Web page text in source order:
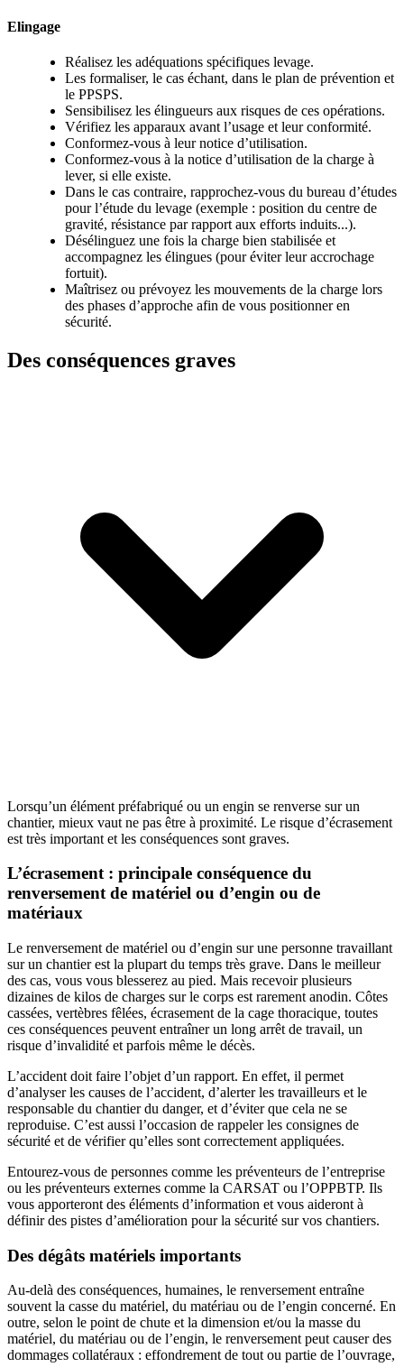
Elingage
Réalisez les adéquations spécifiques levage.
Les formaliser, le cas échant, dans le plan de prévention et
le PPSPS.
Sensibilisez les élingueurs aux risques de ces opérations.
Vérifiez les apparaux avant l’usage et leur conformité.
Conformez-vous à leur notice d’utilisation.
Conformez-vous à la notice d’utilisation de la charge à
lever, si elle existe.
Dans le cas contraire, rapprochez-vous du bureau d’études
pour l’étude du levage (exemple : position du centre de
gravité, résistance par rapport aux efforts induits...).
Désélinguez une fois la charge bien stabilisée et
accompagnez les élingues (pour éviter leur accrochage
fortuit).
Maîtrisez ou prévoyez les mouvements de la charge lors
des phases d’approche afin de vous positionner en
sécurité.
Des conséquences graves
Lorsqu’un élément préfabriqué ou un engin se renverse sur un
chantier, mieux vaut ne pas être à proximité. Le risque d’écrasement
est très important et les conséquences sont graves.
L’écrasement : principale conséquence du
renversement de matériel ou d’engin ou de
matériaux
Le renversement de matériel ou d’engin sur une personne travaillant
sur un chantier est la plupart du temps très grave. Dans le meilleur
des cas, vous vous blesserez au pied. Mais recevoir plusieurs
dizaines de kilos de charges sur le corps est rarement anodin. Côtes
cassées, vertèbres fêlées, écrasement de la cage thoracique, toutes
ces conséquences peuvent entraîner un long arrêt de travail, un
risque d’invalidité et parfois même le décès.
L’accident doit faire l’objet d’un rapport. En effet, il permet
d’analyser les causes de l’accident, d’alerter les travailleurs et le
responsable du chantier du danger, et d’éviter que cela ne se
reproduise. C’est aussi l’occasion de rappeler les consignes de
sécurité et de vérifier qu’elles sont correctement appliquées.
Entourez-vous de personnes comme les préventeurs de l’entreprise
ou les préventeurs externes comme la CARSAT ou l’OPPBTP. Ils
vous apporteront des éléments d’information et vous aideront à
définir des pistes d’amélioration pour la sécurité sur vos chantiers.
Des dégâts matériels importants
Au-delà des conséquences, humaines, le renversement entraîne
souvent la casse du matériel, du matériau ou de l’engin concerné. En
outre, selon le point de chute et la dimension et/ou la masse du
matériel, du matériau ou de l’engin, le renversement peut causer des
dommages collatéraux : effondrement de tout ou partie de l’ouvrage,